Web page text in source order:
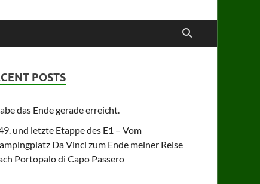
POSTS
das Ende gerade erreicht.
und letzte Etappe des E1 – Vom
Da Vinci zum Ende meiner Reise
Portopalo di Capo Passero